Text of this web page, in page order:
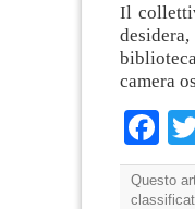
Il
camera
Questo